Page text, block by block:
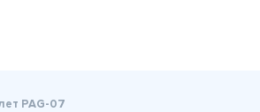
PAG-07